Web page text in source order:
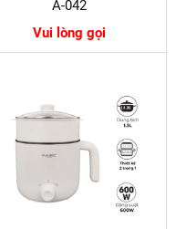
A-042
Vui lòng gọi